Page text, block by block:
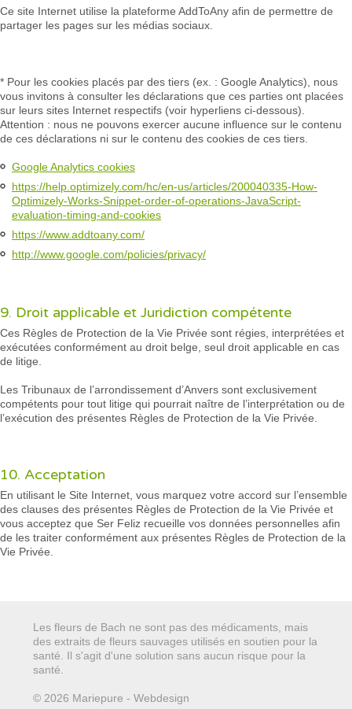
Ce site Internet utilise la plateforme AddToAny afin de permettre de
partager les pages sur les médias sociaux.
* Pour les cookies placés par des tiers (ex. : Google Analytics), nous
vous invitons à consulter les déclarations que ces parties ont placées
sur leurs sites Internet respectifs (voir hyperliens ci-dessous).
Attention : nous ne pouvons exercer aucune influence sur le contenu
de ces déclarations ni sur le contenu des cookies de ces tiers.
Google Analytics cookies
https://help.optimizely.com/hc/en-us/articles/200040335-How-
Optimizely-Works-Snippet-order-of-operations-JavaScript-
evaluation-timing-and-cookies
https://www.addtoany.com/
http://www.google.com/policies/privacy/
9. Droit applicable et Juridiction compétente
Ces Règles de Protection de la Vie Privée sont régies, interprétées et
exécutées conformément au droit belge, seul droit applicable en cas
de litige.
Les Tribunaux de l’arrondissement d’Anvers sont exclusivement
compétents pour tout litige qui pourrait naître de l’interprétation ou de
l’exécution des présentes Règles de Protection de la Vie Privée.
10. Acceptation
En utilisant le Site Internet, vous marquez votre accord sur l’ensemble
des clauses des présentes Règles de Protection de la Vie Privée et
vous acceptez que Ser Feliz recueille vos données personnelles afin
de les traiter conformément aux présentes Règles de Protection de la
Vie Privée.
Les fleurs de Bach ne sont pas des médicaments, mais
des extraits de fleurs sauvages utilisés en soutien pour la
santé. Il s'agit d'une solution sans aucun risque pour la
santé.
© 2026 Mariepure - Webdesign